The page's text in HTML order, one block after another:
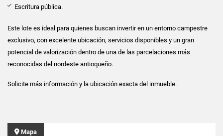
Escritura pública.
Este lote es ideal para quienes buscan invertir en un entorno campestre
exclusivo, con excelente ubicación, servicios disponibles y un gran
potencial de valorización dentro de una de las parcelaciones más
reconocidas del nordeste antioqueño.
Solicite más información y la ubicación exacta del inmueble.
Mapa